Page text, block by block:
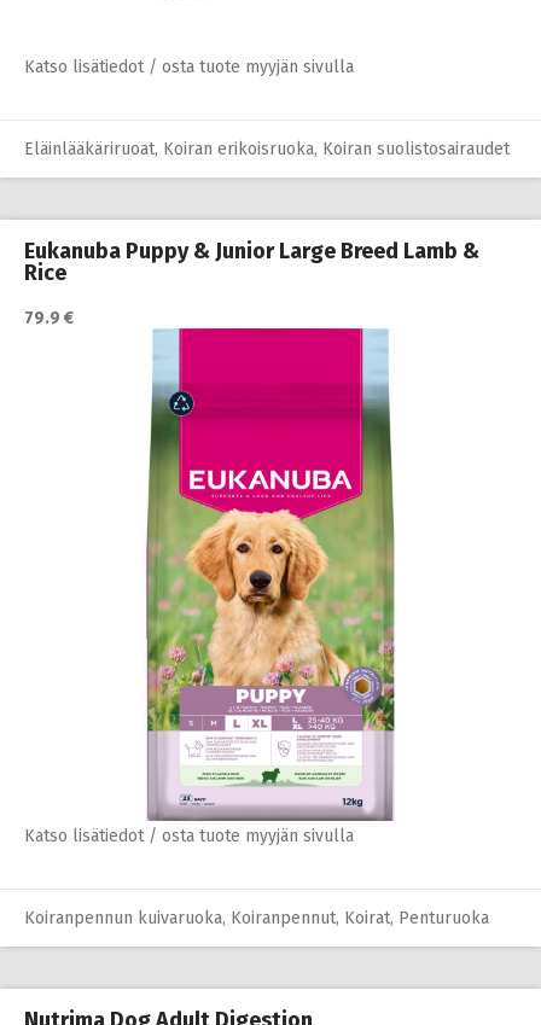
Katso lisätiedot / osta tuote myyjän sivulla
Eläinlääkäriruoat, Koiran erikoisruoka, Koiran suolistosairaudet
Eukanuba Puppy & Junior Large Breed Lamb &
Rice
79.9 €
Katso lisätiedot / osta tuote myyjän sivulla
Koiranpennun kuivaruoka, Koiranpennut, Koirat, Penturuoka